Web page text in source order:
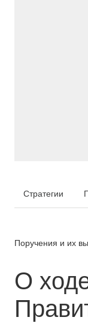
Стратегии
Поручения и их
О